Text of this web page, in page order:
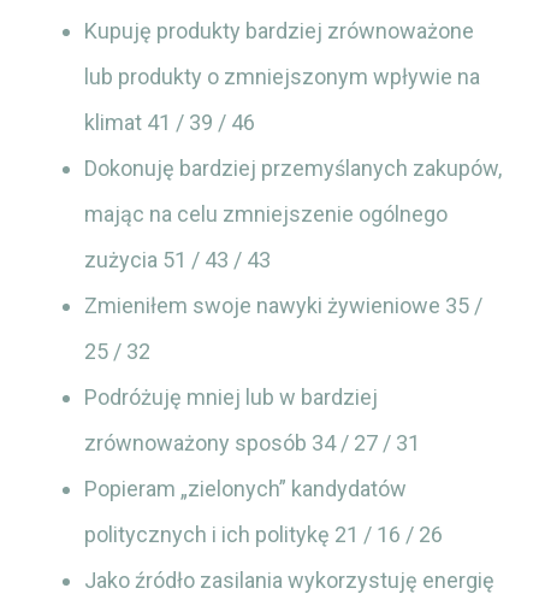
Kupuję produkty bardziej zrównoważone
lub produkty o zmniejszonym wpływie na
klimat 41 / 39 / 46
Dokonuję bardziej przemyślanych zakupów,
mając na celu zmniejszenie ogólnego
zużycia 51 / 43 / 43
Zmieniłem swoje nawyki żywieniowe 35 /
25 / 32
Podróżuję mniej lub w bardziej
zrównoważony sposób 34 / 27 / 31
Popieram „zielonych” kandydatów
politycznych i ich politykę 21 / 16 / 26
Jako źródło zasilania wykorzystuję energię